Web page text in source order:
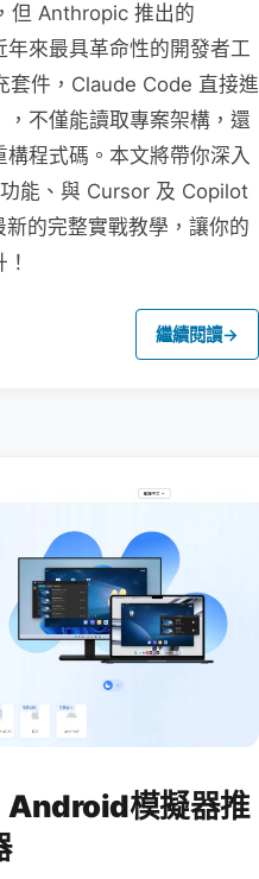
但 Anthropic 推出的
年來最具革命性的開發者工
套件，Claude Code 直接進
不僅能讀取專案架構，還
程式碼。本文將帶你深入
能、與 Cursor 及 Copilot
的完整實戰教學，讓你的
繼續閱讀→
Android模擬器推